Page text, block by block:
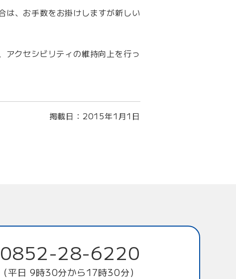
は、お手数をお掛けしますが新しい
クセシビリティの維持向上を行っ
掲載日： 2015年1月1日
0852-28-6220
（平日 9時30分から17時30分）